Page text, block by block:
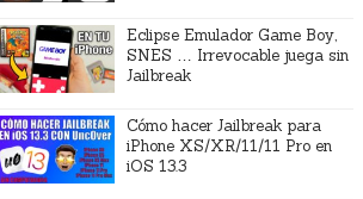
Eclipse Emulador Game Boy,
SNES … Irrevocable juega sin
Jailbreak
Cómo hacer Jailbreak para
iPhone XS/XR/11/11 Pro en
iOS 13.3